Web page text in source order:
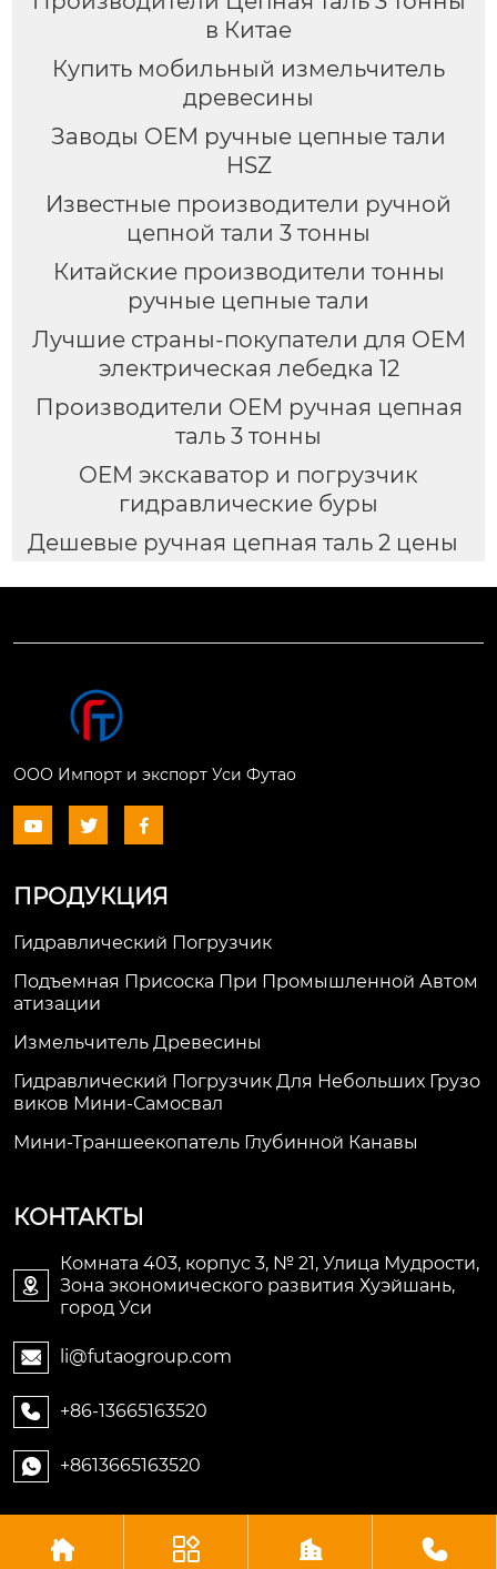
в Китае
Купить мобильный измельчитель
древесины
Заводы OEM ручные цепные тали
HSZ
Известные производители ручной
цепной тали 3 тонны
Китайские производители тонны
ручные цепные тали
Лучшие страны-покупатели для OEM
электрическая лебедка 12
Производители OEM ручная цепная
таль 3 тонны
OEM экскаватор и погрузчик
гидравлические буры
Дешевые ручная цепная таль 2 цены
ООО Импорт и экспорт Уси Футао
  
ПРОДУКЦИЯ
Гидравлический Погрузчик
Подъемная Присоска При Промышленной Автом
Атизации
Измельчитель Древесины
Гидравлический Погрузчик Для Небольших Грузо
Виков Мини-Самосвал
Мини-Траншеекопатель Глубинной Канавы
КОНТАКТЫ

Комната 403, корпус 3, № 21, Улица Мудрости,
Зона экономического развития Хуэйшань,
город Уси
 li@futaogroup.com
 +86-13665163520
 +8613665163520
Авторское право©ООО Импорт и экспорт Уси Футао
   